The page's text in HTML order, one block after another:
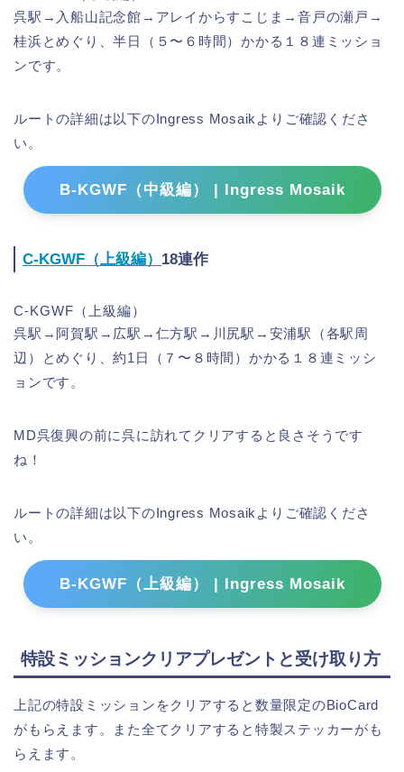
呉駅→入船山記念館→アレイからすこじま→音戸の瀬戸→
桂浜とめぐり、半日（５〜６時間）かかる１８連ミッショ
ンです。
ルートの詳細は以下のIngress Mosaikよりご確認くださ
い。
B-KGWF（中級編） | Ingress Mosaik
C-KGWF（上級編） 18連作
C-KGWF（上級編）
呉駅→阿賀駅→広駅→仁方駅→川尻駅→安浦駅（各駅周
辺）とめぐり、約1日（７〜８時間）かかる１８連ミッシ
ョンです。
MD呉復興の前に呉に訪れてクリアすると良さそうです
ね！
ルートの詳細は以下のIngress Mosaikよりご確認くださ
い。
B-KGWF（上級編） | Ingress Mosaik
特設ミッションクリアプレゼントと受け取り方
上記の特設ミッションをクリアすると数量限定のBioCard
がもらえます。また全てクリアすると特製ステッカーがも
らえます。